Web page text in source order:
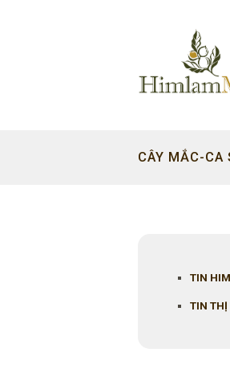
CÂY MẮC-CA
TIN
TIN THỊ